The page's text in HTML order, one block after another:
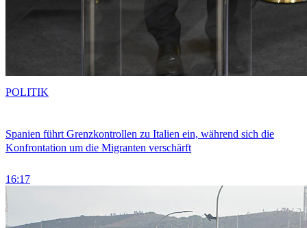
Spanien führt Grenzkontrollen zu Italien ein, während sich die
Konfrontation um die Migranten verschärft
16:17
POLITIK